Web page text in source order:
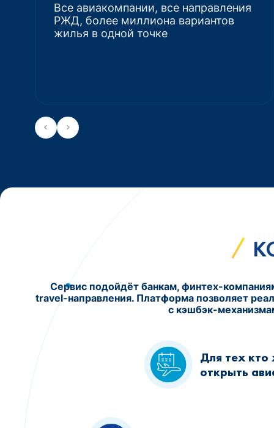
Все авиакомпании, все направления
РЖД, более миллиона вариантов
жилья в одной точке
Сервис подойдёт банкам, финтех-
travel-направления. Платформа позволяет
с кэшбэк-
Для тех кто
открыть